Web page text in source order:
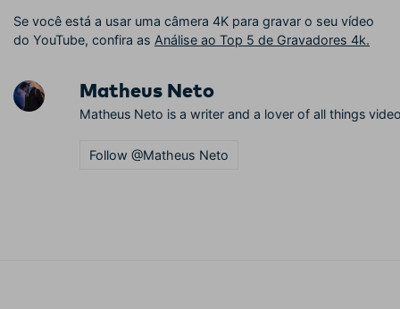
Se você está a usar uma câmera 4K para gravar o seu vídeo
do YouTube, confira as Análise ao Top 5 de Gravadores 4k.
Matheus Neto
Matheus Neto is a writer and a lover of all things
Follow @Matheus Neto